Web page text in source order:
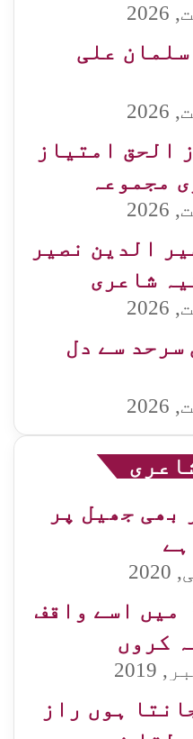
علی
الحق امتیاز
مجموعہ
الدین نصیر
شاعری
سرحد سے دل
بھی جھیل پر
ہے
میں اسے واقف
کروں
ہوں راز